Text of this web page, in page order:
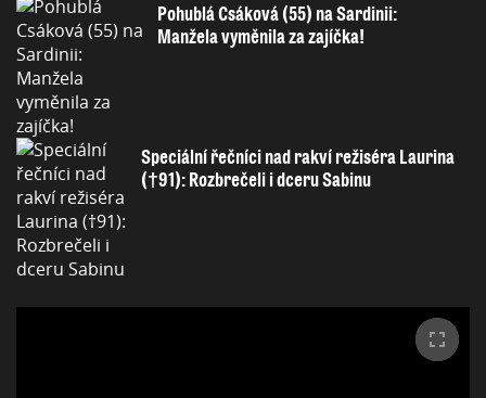
Pohublá Csáková (55) na Sardinii:
Manžela vyměnila za zajíčka!
Speciální řečníci nad rakví režiséra Laurina
(†91): Rozbrečeli i dceru Sabinu